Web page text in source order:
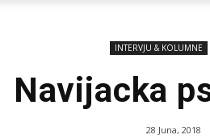
INTERVJU & KOLUMNE
Navijacka
28 Juna, 2018